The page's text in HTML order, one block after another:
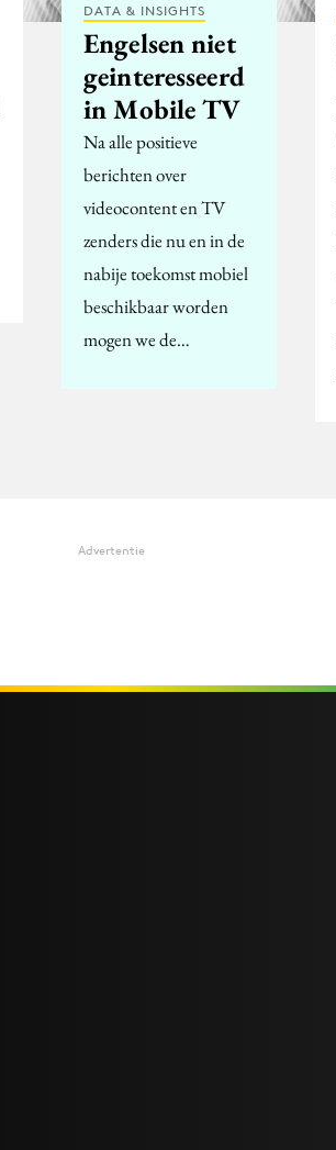
DATA & INSIGHTS
Engelsen niet
geinteresseerd
in Mobile TV
Na alle positieve
berichten over
videocontent en TV
zenders die nu en in de
nabije toekomst mobiel
beschikbaar worden
mogen we de…
Advertentie